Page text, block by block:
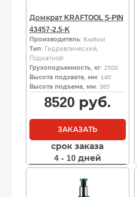
Домкрат KRAFTOOL S-PIN
43457-2.5-K
Производитель: Kraftool
Тип: Гидравлический,
Подкатной
Грузоподъемность, кг: 2500
Высота подхвата, мм: 140
Высота подъема, мм: 385
8520руб.
ЗАКАЗАТЬ
срок заказа
4 - 10 дней